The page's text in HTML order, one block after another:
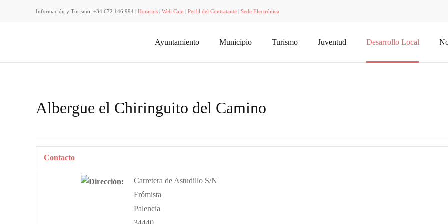
Información y Turismo: +34 672 146 994 | Horarios Web Cam Perfil del Contratante Sede Electrónica
Ayuntamiento Municipio Turismo Juventud Desarrollo Local
Albergue el Chiringuito del Camino
Contacto
Carretera de Astudillo S/N
Frómista
Palencia